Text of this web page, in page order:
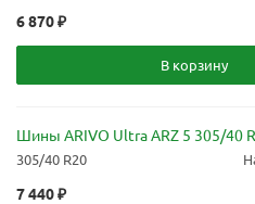
6 870₽
В корзину
Шины ARIVO Ultra ARZ 5 305/40
305/40 R20
7 440₽